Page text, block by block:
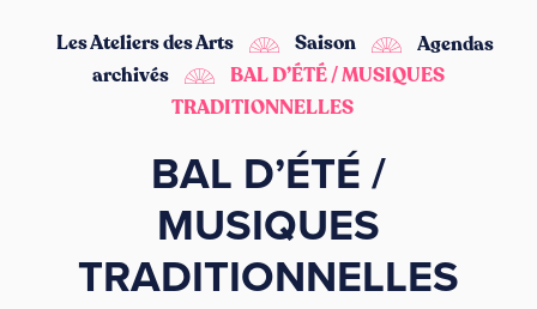
Les Ateliers des Arts Saison
Agendas
archivés
BAL D’ÉTÉ / MUSIQUES
TRADITIONNELLES
BAL D’ÉTÉ /
MUSIQUES
TRADITIONNELLES